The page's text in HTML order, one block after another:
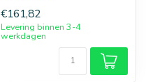
€161,82
Levering binnen 3-4
werkdagen